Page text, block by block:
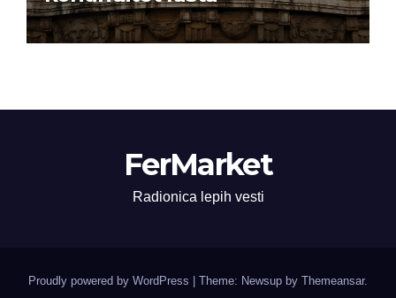
FerMarket
Radionica lepih vesti
Proudly powered by WordPress Theme: Newsup by Themeansar.